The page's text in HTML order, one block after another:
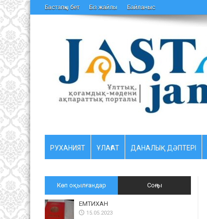
Бастапқы бет Біз жайлы Байланыс
РУХАНИЯТ ҰЛАҒАТ ДАНАЛЫҚ ДӘПТЕРІ
Көп оқылғандар Соңғы
ЕМТИХАН
15.05.2023